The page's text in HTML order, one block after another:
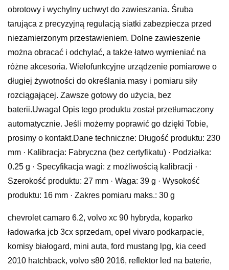
obrotowy i wychylny uchwyt do zawieszania. Śruba
tarująca z precyzyjną regulacją siatki zabezpiecza przed
niezamierzonym przestawieniem. Dolne zawieszenie
można obracać i odchylać, a także łatwo wymieniać na
różne akcesoria. Wielofunkcyjne urządzenie pomiarowe o
długiej żywotności do określania masy i pomiaru siły
rozciągającej. Zawsze gotowy do użycia, bez
baterii.Uwaga! Opis tego produktu został przetłumaczony
automatycznie. Jeśli możemy poprawić go dzięki Tobie,
prosimy o kontakt.Dane techniczne: Długość produktu: 230
mm · Kalibracja: Fabryczna (bez certyfikatu) · Podziałka:
0.25 g · Specyfikacja wagi: z możliwością kalibracji ·
Szerokość produktu: 27 mm · Waga: 39 g · Wysokość
produktu: 16 mm · Zakres pomiaru maks.: 30 g
chevrolet camaro 6.2, volvo xc 90 hybryda, koparko
ładowarka jcb 3cx sprzedam, opel vivaro podkarpacie,
komisy białogard, mini auta, ford mustang lpg, kia ceed
2010 hatchback, volvo s80 2016, reflektor led na baterie,